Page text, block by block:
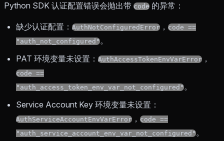
Python SDK 认证配置错误会抛出带 code 的异常：
缺少认证配置： AuthNotConfiguredError ， code ==
"auth_not_configured"。
PAT 环境变量未设置： AuthAccessTokenEnvVarError ，
code ==
"auth_access_token_env_var_not_configured"。
Service Account Key 环境变量未设置：
AuthServiceAccountEnvVarError ， code ==
"auth_service_account_env_var_not_configured"。